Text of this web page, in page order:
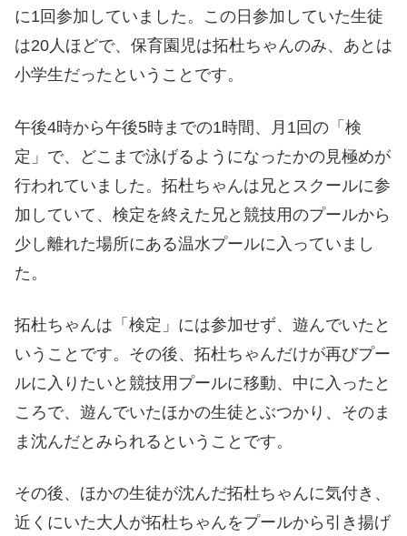
に1回参加していました。この日参加していた生徒
は20人ほどで、保育園児は拓杜ちゃんのみ、あとは
小学生だったということです。
午後4時から午後5時までの1時間、月1回の「検
定」で、どこまで泳げるようになったかの見極めが
行われていました。拓杜ちゃんは兄とスクールに参
加していて、検定を終えた兄と競技用のプールから
少し離れた場所にある温水プールに入っていまし
た。
拓杜ちゃんは「検定」には参加せず、遊んでいたと
いうことです。その後、拓杜ちゃんだけが再びプー
ルに入りたいと競技用プールに移動、中に入ったと
ころで、遊んでいたほかの生徒とぶつかり、そのま
ま沈んだとみられるということです。
その後、ほかの生徒が沈んだ拓杜ちゃんに気付き、
近くにいた大人が拓杜ちゃんをプールから引き揚げ